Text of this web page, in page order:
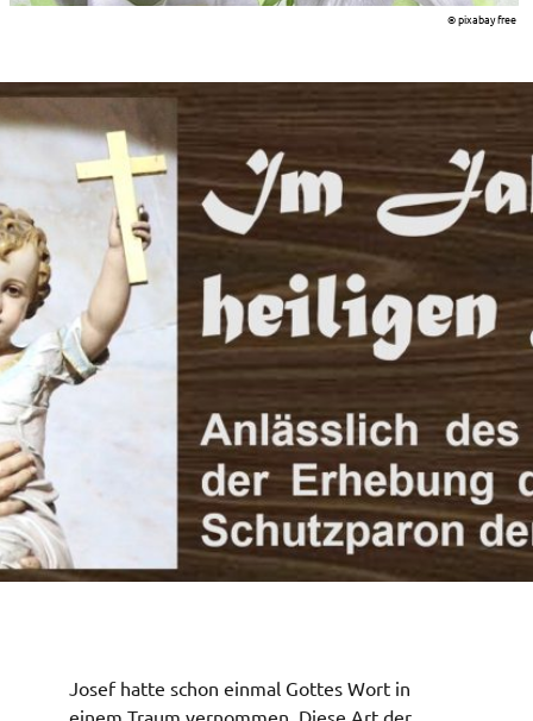
© pixabay free
Josef hatte schon einmal Gottes Wort in
einem Traum vernommen. Diese Art der